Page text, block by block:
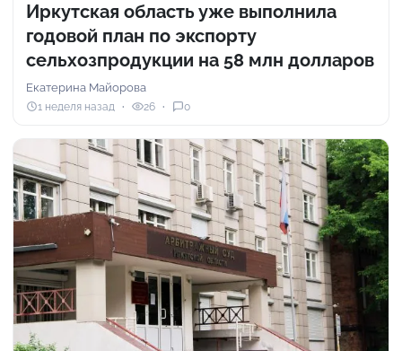
Иркутская область уже выполнила
годовой план по экспорту
сельхозпродукции на 58 млн долларов
Екатерина Майорова
1 неделя назад 26 0